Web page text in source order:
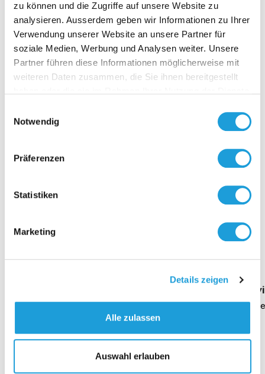
zu können und die Zugriffe auf unsere Website zu
analysieren. Ausserdem geben wir Informationen zu Ihrer
Verwendung unserer Website an unsere Partner für
soziale Medien, Werbung und Analysen weiter. Unsere
Partner führen diese Informationen möglicherweise mit
weiteren Daten zusammen, die Sie ihnen bereitgestellt
Notwendig
Präferenzen
Statistiken
Marketing
Details zeigen
Alle zulassen
Auswahl erlauben
M12-
für OPP-
1x
Montage
(24V+,
Zur
Einblicke zu 40 Jahren
Oppermann
Dauer 4 Minuten